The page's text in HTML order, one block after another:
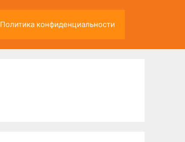
Политика конфиденциальности